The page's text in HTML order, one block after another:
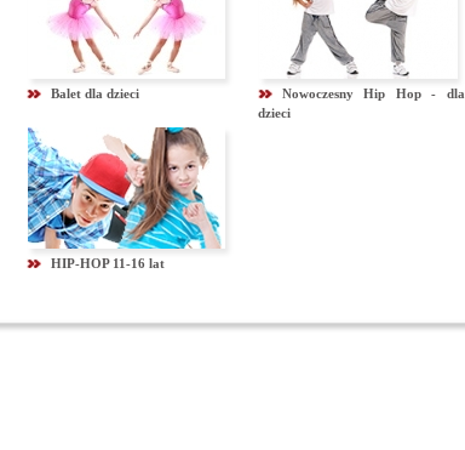
Balet dla dzieci
Nowoczesny Hip Hop - dla
dzieci
HIP-HOP 11-16 lat